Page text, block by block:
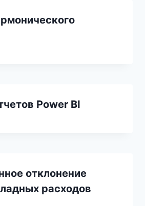
Power BI
отклонение
расходов